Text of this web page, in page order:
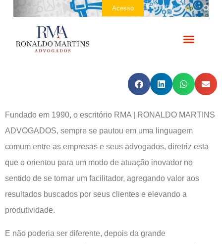
Acesso Contato PT
Compartilhe nas redes sociais
Fundado em 1990, o escritório RMA | RONALDO MARTINS
ADVOGADOS, sempre se pautou em uma linguagem
comum entre as empresas e seus advogados, diretriz esta
que o orientou para um modo de atuação inovador no
sentido de se tornar um facilitador, agregando valor aos
resultados buscados por seus clientes e elevando a
produtividade.
E não poderia ser diferente, depois da grande